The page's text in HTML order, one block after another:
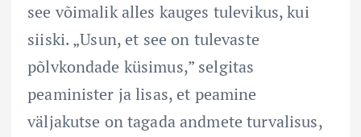
see võimalik alles kauges tulevikus, kui
siiski. „Usun, et see on tulevaste
põlvkondade küsimus,” selgitas
peaminister ja lisas, et peamine
väljakutse on tagada andmete turvalisus,